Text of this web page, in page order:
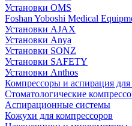
Установки OMS
Foshan Yoboshi Medical
Установки AJAX
Установки Anya
Установки SONZ
Установки SAFETY
Установки Anthos
Компрессоры и аспирация для
Стоматологические
Аспирационные системы
Кожухи для компрессоров